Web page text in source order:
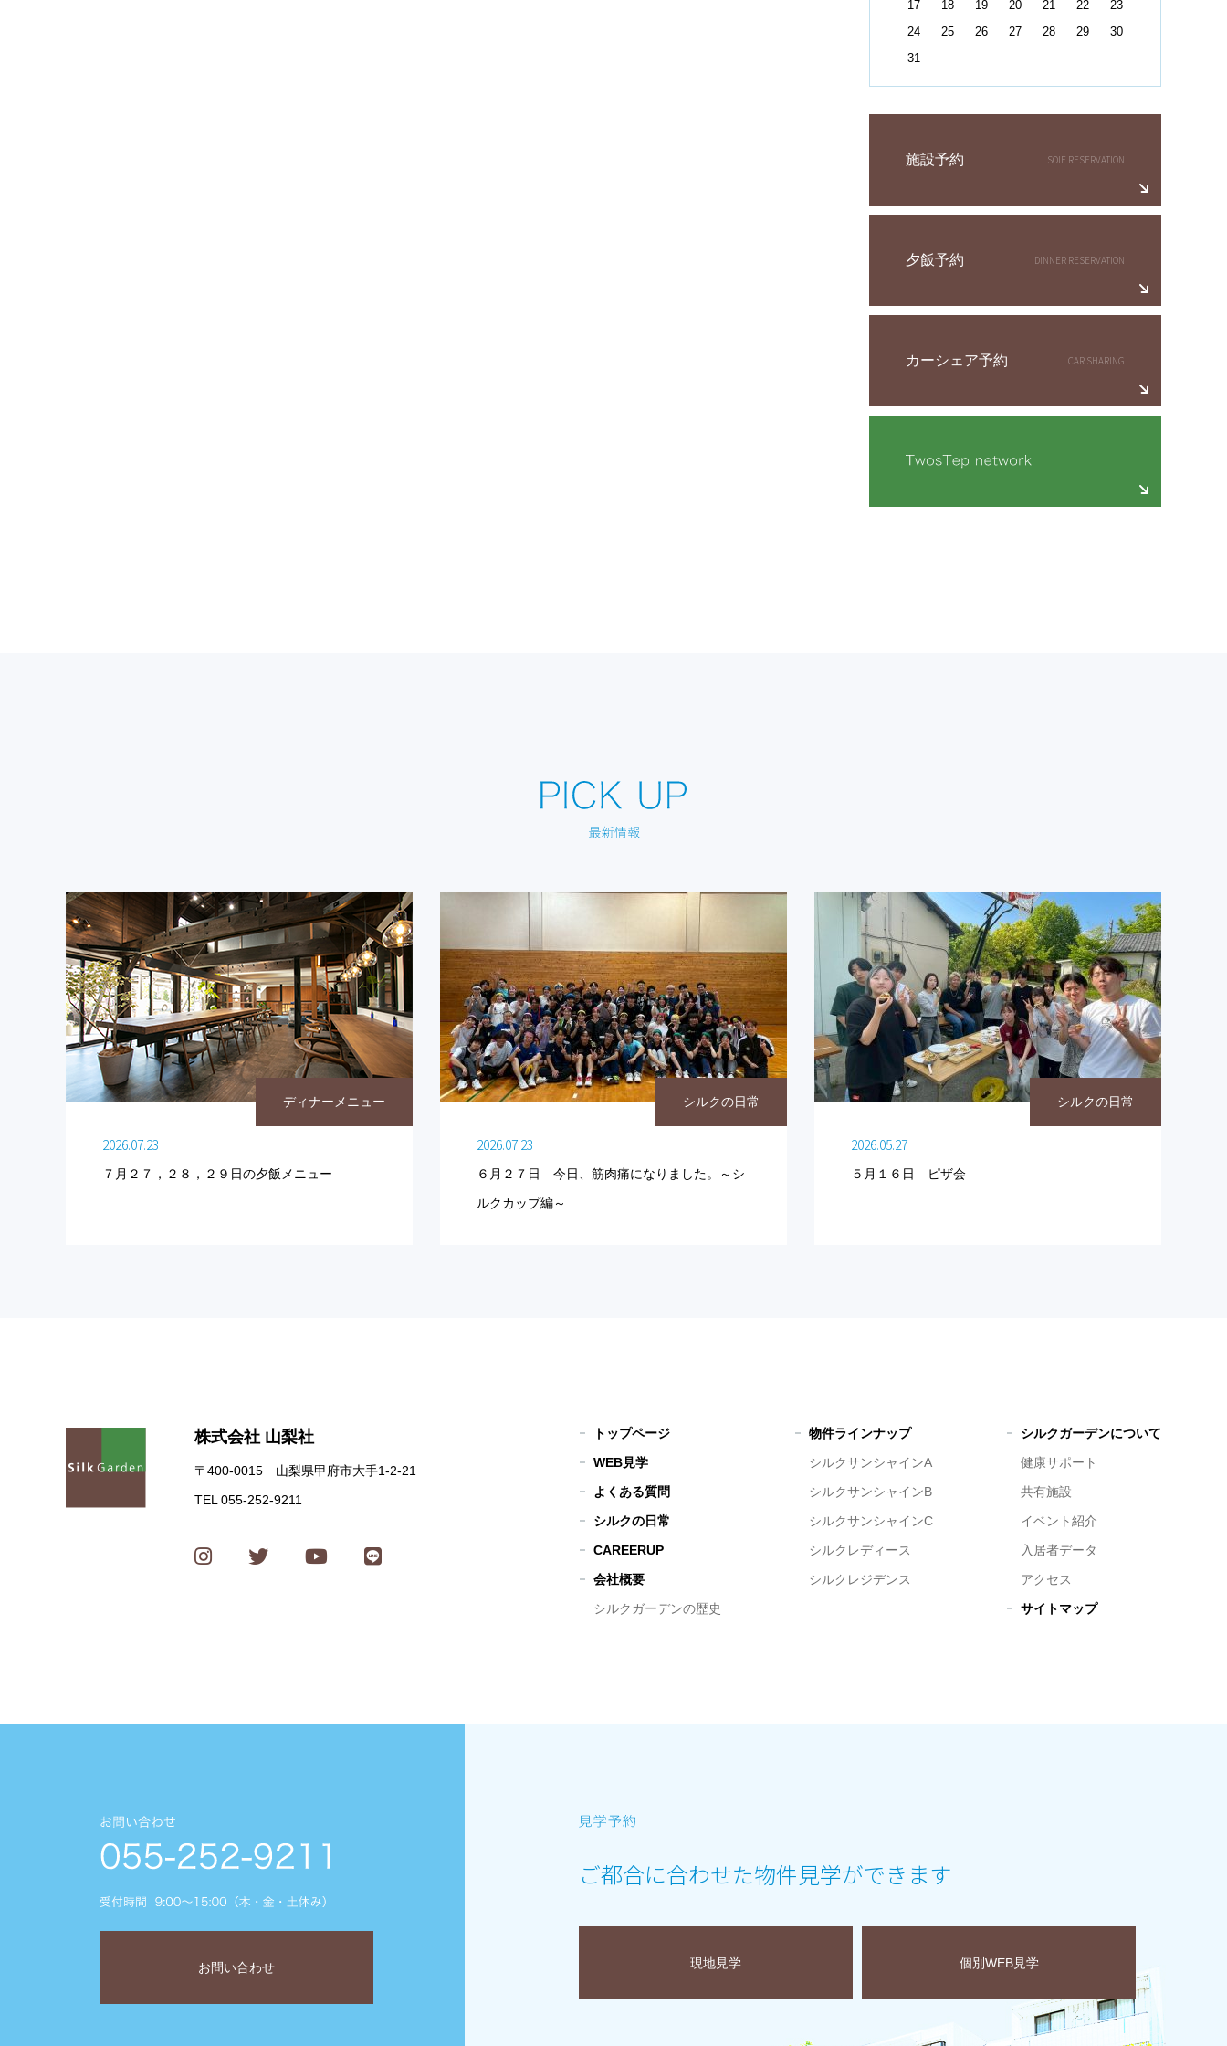
17 18 19 20 21 22
23
24
25 26 27 28 29
30
31
施設予約
夕飯予約
カーシェア予約
ディナーメニュー
2026.07.23
７月２７，２８，２９日の夕飯メニュー
シルクの日常
2026.07.23
６月２７日 今日、筋肉痛になりました。～シ
ルクカップ編～
シルクの日常
2026.05.27
５月１６日 ピザ会
株式会社 山梨社
〒400-0015 山梨県甲府市大手1-2-21
TEL 055-252-9211
トップページ
WEB見学
よくある質問
シルクの日常
CAREERUP
会社概要
シルクガーデンの歴史
物件ラインナップ
シルクサンシャインA
シルクサンシャインB
シルクサンシャインC
シルクレディース
シルクレジデンス
シルクガーデンについて
健康サポート
共有施設
イベント紹介
入居者データ
アクセス
サイトマップ
お問い合わせ
ご都合に合わせた物件見学ができます
現地見学 個別WEB見学